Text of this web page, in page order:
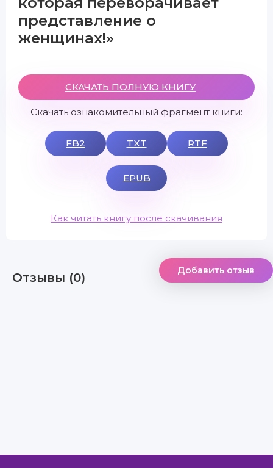
представление о
женщинах!»
СКАЧАТЬ ПОЛНУЮ КНИГУ
Скачать ознакомительный фрагмент книги:
FB2 TXT RTF
EPUB
Как читать книгу после скачивания
Отзывы (0) Добавить отзыв